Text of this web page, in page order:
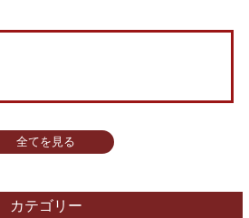
全てを見る
カテゴリー